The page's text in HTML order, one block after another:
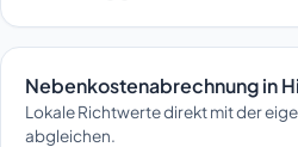
Nebenkostenabrechnung in
Lokale Richtwerte direkt mit der
abgleichen.